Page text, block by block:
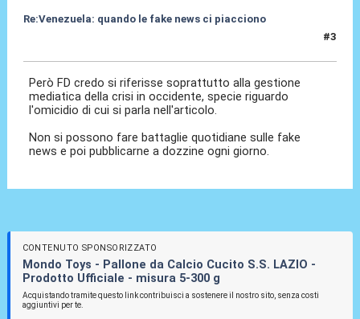
Re:Venezuela: quando le fake news ci piacciono
#3
Però FD credo si riferisse soprattutto alla gestione
mediatica della crisi in occidente, specie riguardo
l'omicidio di cui si parla nell'articolo.
Non si possono fare battaglie quotidiane sulle fake
news e poi pubblicarne a dozzine ogni giorno.
CONTENUTO SPONSORIZZATO
Mondo Toys - Pallone da Calcio Cucito S.S. LAZIO -
Prodotto Ufficiale - misura 5-300 g
Acquistando tramite questo link contribuisci a sostenere il nostro sito, senza costi
aggiuntivi per te.